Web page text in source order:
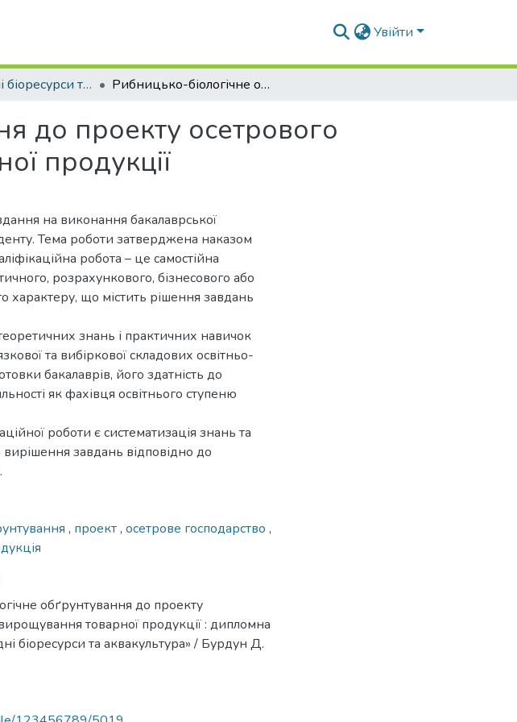
Увійти
ОПП "Водні біоресурси та аквакультура" Рибницько-біологічне обґрунтування до проекту осетрового господарства з вирощування товарної продукції
до проекту осетрового
продукції
на виконання бакалаврської
Тема роботи затверджена наказом
робота – це самостійна
розрахункового, бізнесового або
характеру, що містить рішення завдань
знань і практичних навичок
та вибіркової складових освітньо-
бакалаврів, його здатність до
як фахівця освітнього ступеню
роботи є систематизація знань та
завдань відповідно до
, проект, осетрове господарство ,
обґрунтування до проекту
товарної продукції : дипломна
біоресурси та аквакультура» / Бурдун Д.